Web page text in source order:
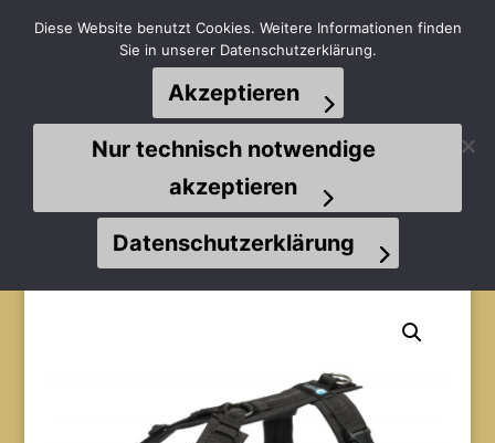
Seite wählen
Anny-x Geschirre/ Anny-x Brustgeschirr Fun
schwarz/schwarz
Diese Website benutzt Cookies. Weitere Informationen finden
Sie in unserer Datenschutzerklärung.
Akzeptieren
Nur technisch notwendige
akzeptieren
Datenschutzerklärung